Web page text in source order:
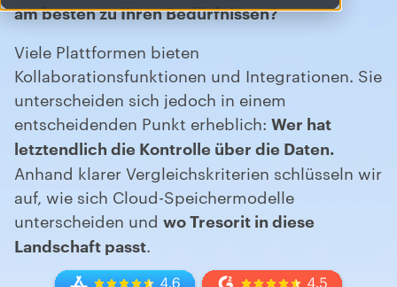
am besten zu Ihren Bedürfnissen?
Viele Plattformen bieten
Kollaborationsfunktionen und Integrationen. Sie
unterscheiden sich jedoch in einem
entscheidenden Punkt erheblich: Wer hat
letztendlich die Kontrolle über die Daten.
Anhand klarer Vergleichskriterien schlüsseln wir
auf, wie sich Cloud-Speichermodelle
unterscheiden und wo Tresorit in diese
Landschaft passt.